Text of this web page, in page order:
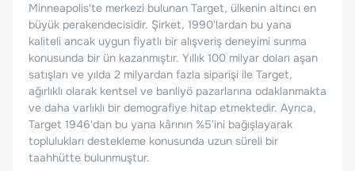
Minneapolis'te merkezi bulunan Target, ülkenin altıncı en
büyük perakendecisidir. Şirket, 1990'lardan bu yana
kaliteli ancak uygun fiyatlı bir alışveriş deneyimi sunma
konusunda bir ün kazanmıştır. Yıllık 100 milyar doları aşan
satışları ve yılda 2 milyardan fazla siparişi ile Target,
ağırlıklı olarak kentsel ve banliyö pazarlarına odaklanmakta
ve daha varlıklı bir demografiye hitap etmektedir. Ayrıca,
Target 1946'dan bu yana kârının %5'ini bağışlayarak
toplulukları destekleme konusunda uzun süreli bir
taahhütte bulunmuştur.